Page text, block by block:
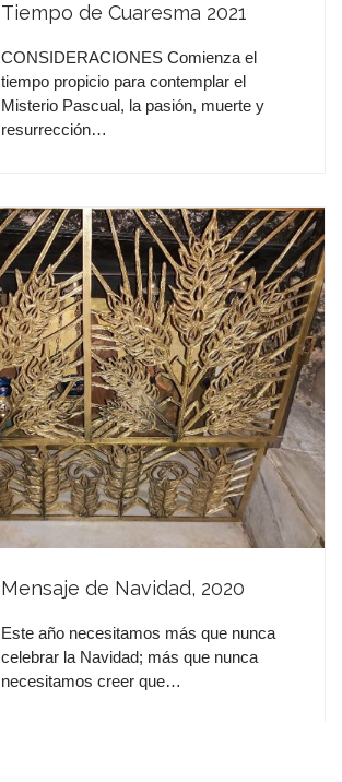
Tiempo de Cuaresma 2021
CONSIDERACIONES Comienza el
tiempo propicio para contemplar el
Misterio Pascual, la pasión, muerte y
resurrección…
Mensaje de Navidad, 2020
Este año necesitamos más que nunca
celebrar la Navidad; más que nunca
necesitamos creer que…